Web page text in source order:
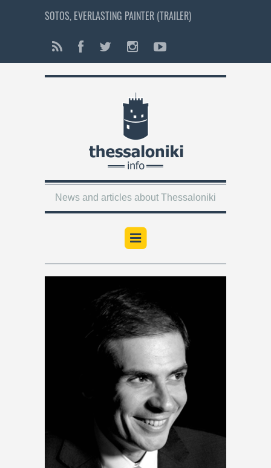
SOTOS, EVERLASTING PAINTER (TRAILER)
News and articles about Thessaloniki